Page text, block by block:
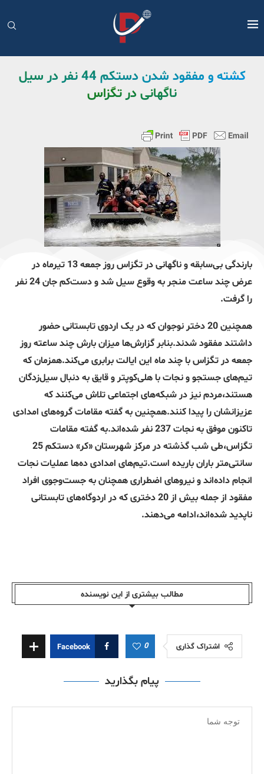
کشته و مفقود شدن دستکم 44 نفر در سیل
ناگهانی در تگزاس
بارندگی بی‌سابقه و ناگهانی در تگزاس روز جمعه 13 تیرماه در
عرض چند ساعت منجر به وقوع سیل شد و دست‌کم جان 24 نفر
را گرفت.
همچنین 20 دختر نوجوان که در یک اردوی تابستانی حضور
داشتند مفقود شدند.بنابر گزارش‌ها میزان بارش چند ساعته روز
جمعه در تگزاس با چند ماه این ایالت برابری می‌کند.همزمان که
تیم‌های جستجو و نجات با هلی‌کوپتر و قایق به دنبال سیل‌زدگان
هستند،مردم نیز در شبکه‌های اجتماعی تلاش می‌کنند که
عزیزانشان را پیدا کنند.همچنین به گفته مقامات گروه‌های امدادی
تاکنون موفق به نجات 237 نفر شده‌اند.به گفته مقامات
تگزاس،طی شب گذشته در مرکز شهرستان «کر» دستکم 25
سانتی‌متر باران باریده است.تیم‌های امدادی ده‌ها عملیات نجات
انجام داده‌اند و نیروهای اضطراری همچنان به جست‌وجوی افراد
مفقود از جمله بیش از 20 دختری که در اردوگاه‌های تابستانی
ناپدید شده‌اند،ادامه می‌دهند.
مطالب بیشتری از این نویسندە
اشتراک گذاری 0
Facebook
پیام بگذارید